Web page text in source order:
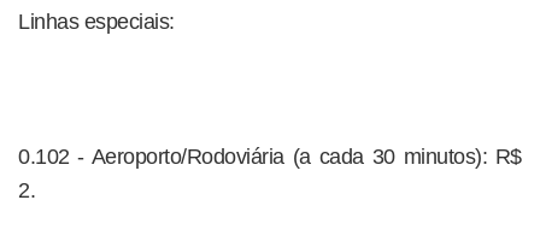
Linhas especiais:
0.102 - Aeroporto/Rodoviária (a cada 30 minutos): R$
2.